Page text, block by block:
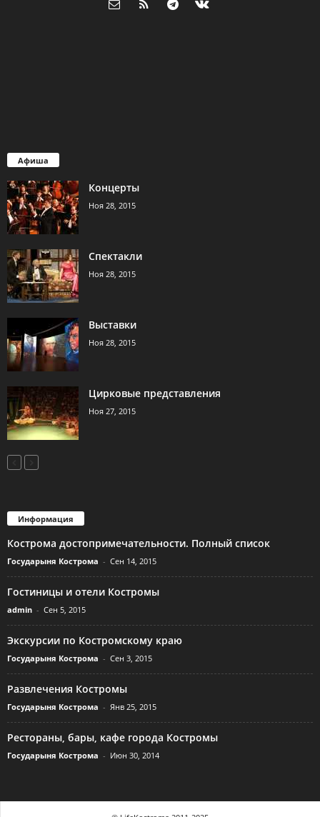
Афиша
Концерты
Ноя 28, 2015
Спектакли
Ноя 28, 2015
Выставки
Ноя 28, 2015
Цирковые представления
Ноя 27, 2015
Информация
Кострома достопримечательности. Полный список
Государыня Кострома - Сен 14, 2015
Гостиницы и отели Костромы
admin - Сен 5, 2015
Экскурсии по Костромскому краю
Государыня Кострома - Сен 3, 2015
Развлечения Костромы
Государыня Кострома - Янв 25, 2015
Рестораны, бары, кафе города Костромы
Государыня Кострома - Июн 30, 2014